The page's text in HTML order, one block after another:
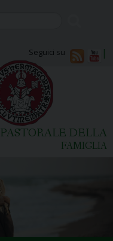
Seguici su
PASTORALE DELLA
FAMIGLIA